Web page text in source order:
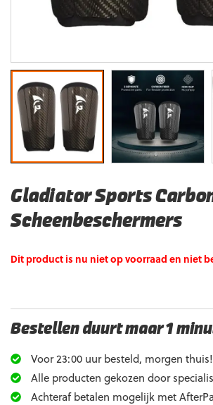
Gladiator Sports
Scheenbeschermers
Dit product is nu niet op voorraad en niet
Bestellen duurt maar 1
Voor 23:00 uur besteld, morgen thuis!
Alle producten gekozen door
Achteraf betalen mogelijk met